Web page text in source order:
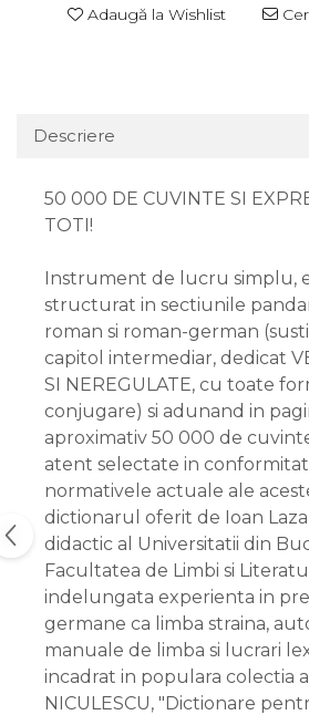
Adaugă la Wishlist
Descriere
50 000 DE CUVINTE SI
TOTI!
Instrument de lucru simplu,
structurat in sectiunile
roman si roman-german
capitol intermediar, dedicat
SI NEREGULATE, cu toate
conjugare) si adunand in
aproximativ 50 000 de
atent selectate in
normativele actuale ale
dictionarul oferit de Ioan
didactic al Universitatii din
Facultatea de Limbi si
indelungata experienta in
germane ca limba straina,
manuale de limba si lucrari
incadrat in populara colectia
NICULESCU, "Dictionare